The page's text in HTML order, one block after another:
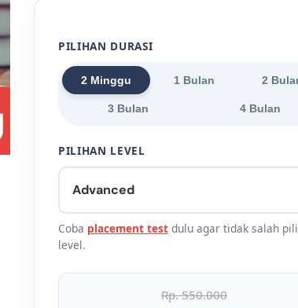
PILIHAN DURASI
2 Minggu 1 Bulan 2
3 Bulan 4 Bulan
PILIHAN LEVEL
Coba placement test dulu agar tidak salah
level.
Rp. 550.000